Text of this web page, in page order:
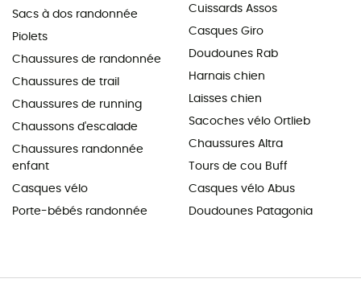
Sacs à dos randonnée
Piolets
Chaussures de randonnée
Chaussures de trail
Chaussures de running
Chaussons d'escalade
Chaussures randonnée
enfant
Casques vélo
Porte-bébés randonnée
Cuissards Assos
Casques Giro
Doudounes Rab
Harnais chien
Laisses chien
Sacoches vélo Ortlieb
Chaussures Altra
Tours de cou Buff
Casques vélo Abus
Doudounes Patagonia